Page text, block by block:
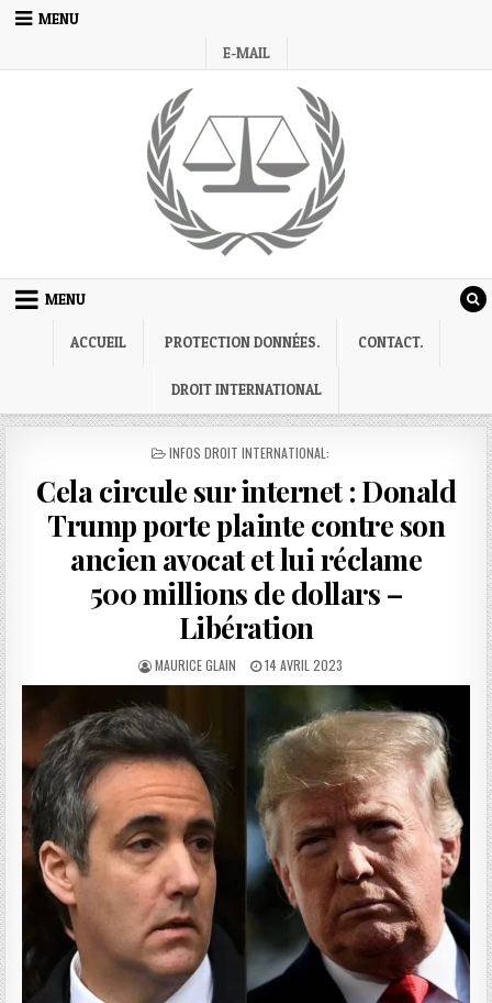
Skip
MENU
E-MAIL
MENU
ACCUEIL PROTECTION DONNÉES. CONTACT.
DROIT INTERNATIONAL
POSTED
INFOS DROIT INTERNATIONAL:
Cela circule sur internet : Donald
Trump porte plainte contre son
ancien avocat et lui réclame
500 millions de dollars –
Libération
AUTHOR:
MAURICE GLAIN
PUBLISHED
DATE:
14 AVRIL 2023